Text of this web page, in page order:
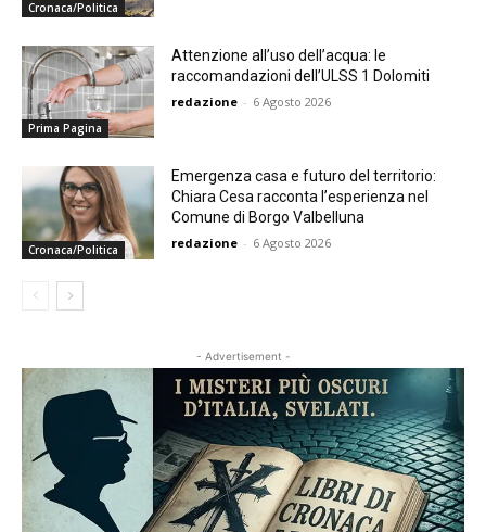
Cronaca/Politica
Prima Pagina
Attenzione all’uso dell’acqua: le
raccomandazioni dell’ULSS 1 Dolomiti
redazione - 6 Agosto 2026
Cronaca/Politica
Emergenza casa e futuro del territorio:
Chiara Cesa racconta l’esperienza nel
Comune di Borgo Valbelluna
redazione - 6 Agosto 2026
- Advertisement -